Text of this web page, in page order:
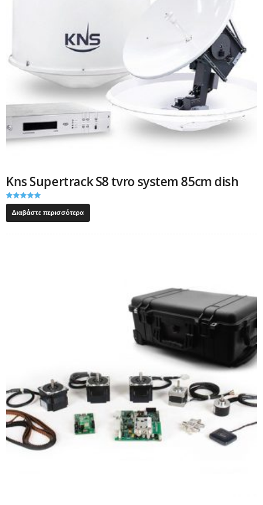
Kns Supertrack S8 tvro system 85cm dish
Βαθμολογήθ
ηκε με
Διαβάστε περισσότερα